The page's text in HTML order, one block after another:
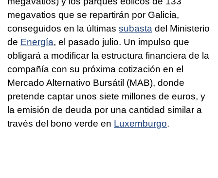
megavatios que se repartirán por Galicia,
conseguidos en la últimas subasta del Ministerio
de Energía, el pasado julio. Un impulso que
obligará a modificar la estructura financiera de la
compañía con su próxima cotización en el
Mercado Alternativo Bursátil (MAB), donde
pretende captar unos siete millones de euros, y
la emisión de deuda por una cantidad similar a
través del bono verde en Luxemburgo.